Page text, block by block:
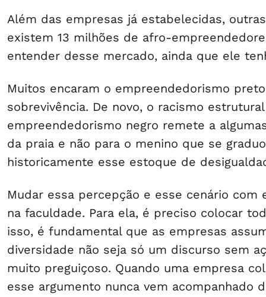
Além das empresas já estabelecidas,
existem 13 milhões de afro-
entender desse mercado, ainda que ele
Muitos encaram o empreendedorismo
sobrevivência. De novo, o racismo
empreendedorismo negro remete a
da praia e não para o menino que se
historicamente esse estoque de
Mudar essa percepção e esse cenário
na faculdade. Para ela, é preciso colocar
isso, é fundamental que as empresas
diversidade não seja só um discurso sem
muito preguiçoso. Quando uma empresa
esse argumento nunca vem